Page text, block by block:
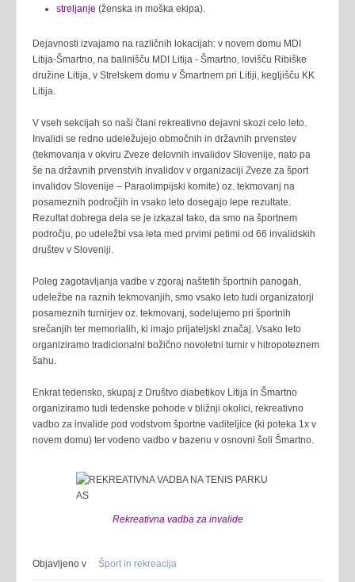
streljanje (ženska in moška ekipa).
Dejavnosti izvajamo na različnih lokacijah: v novem domu MDI
Litija-Šmartno, na balinišču MDI Litija - Šmartno, lovišču Ribiške
družine Litija, v Strelskem domu v Šmartnem pri Litiji, kegljišču KK
Litija.
V vseh sekcijah so naši člani rekreativno dejavni skozi celo leto.
Invalidi se redno udeležujejo območnih in državnih prvenstev
(tekmovanja v okviru Zveze delovnih invalidov Slovenije, nato pa
še na državnih prvenstvih invalidov v organizaciji Zveze za šport
invalidov Slovenije – Paraolimpijski komite) oz. tekmovanj na
posameznih področjih in vsako leto dosegajo lepe rezultate.
Rezultat dobrega dela se je izkazal tako, da smo na športnem
področju, po udeležbi vsa leta med prvimi petimi od 66 invalidskih
društev v Sloveniji.
Poleg zagotavljanja vadbe v zgoraj naštetih športnih panogah,
udeležbe na raznih tekmovanjih, smo vsako leto tudi organizatorji
posameznih turnirjev oz. tekmovanj, sodelujemo pri športnih
srečanjih ter memorialih, ki imajo prijateljski značaj. Vsako leto
organiziramo tradicionalni božično novoletni turnir v hitropoteznem
šahu.
Enkrat tedensko, skupaj z Društvo diabetikov Litija in Šmartno
organiziramo tudi tedenske pohode v bližnji okolici, rekreativno
vadbo za invalide pod vodstvom športne vaditeljice (ki poteka 1x v
novem domu) ter vodeno vadbo v bazenu v osnovni šoli Šmartno.
Rekreativna vadba za invalide
Objavljeno v Šport in rekreacija